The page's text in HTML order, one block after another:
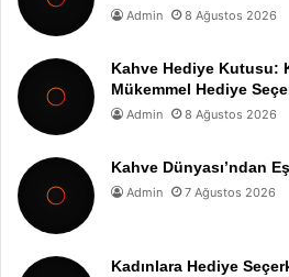
Admin 8 Ağustos 2026
Kahve Hediye Kutusu:
Mükemmel Hediye
Admin 8 Ağustos 2026
Kahve Dünyası’ndan
Admin 7 Ağustos 2026
Kadınlara Hediye